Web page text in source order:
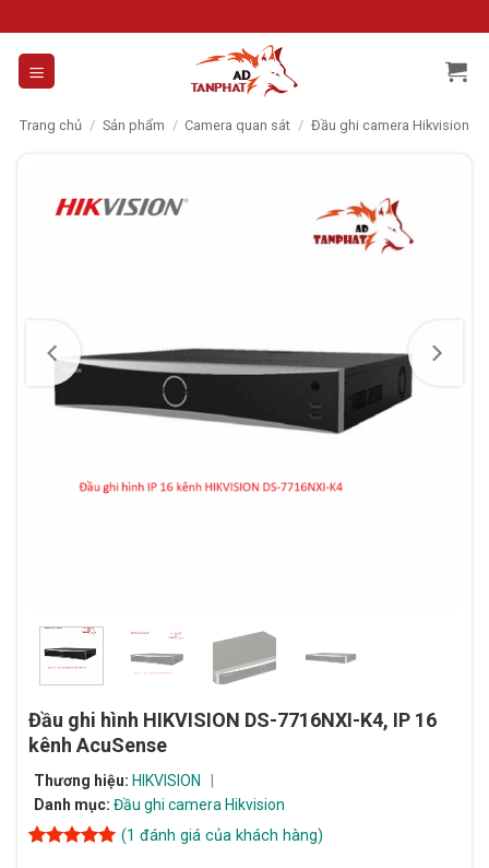
to
content
Trang chủ / Sản phẩm / Camera quan sát / Đầu ghi camera Hikvision
Đầu ghi hình HIKVISION DS-7716NXI-K4, IP 16
kênh AcuSense
Thương hiệu: HIKVISION
Danh mục: Đầu ghi camera Hikvision
(1 đánh giá của khách hàng)